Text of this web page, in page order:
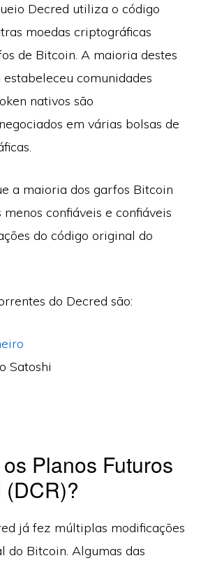
Decred utiliza o código
moedas criptográficas
de Bitcoin. A maioria destes
comunidades
nativos são
em várias bolsas de
a maioria dos garfos Bitcoin
menos confiáveis e confiáveis
do código original do
do Decred são:
Satoshi
Planos Futuros
já fez múltiplas modificações
do Bitcoin. Algumas das